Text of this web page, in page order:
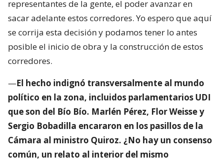
representantes de la gente, el poder avanzar en
sacar adelante estos corredores. Yo espero que aquí
se corrija esta decisión y podamos tener lo antes
posible el inicio de obra y la construcción de estos
corredores.
—El hecho indignó transversalmente al mundo
político en la zona, incluidos parlamentarios UDI
que son del Bío Bío. Marlén Pérez, Flor Weisse y
Sergio Bobadilla encararon en los pasillos de la
Cámara al ministro Quiroz. ¿No hay un consenso
común, un relato al interior del mismo